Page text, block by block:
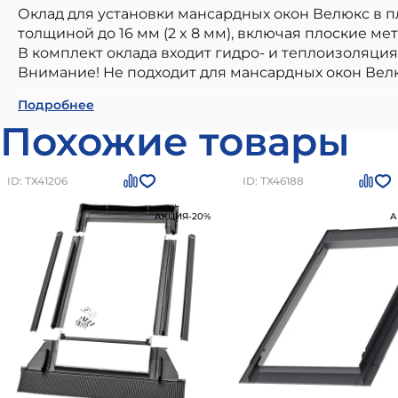
Оклад для установки мансардных окон Велюкс в
толщиной до 16 мм (2 x 8 мм), включая плоские
В комплект оклада входит гидро- и
Внимание! Не подходит для мансардных окон
Оклад Velux EDS 2000 FK04 66х98см для
Классикаотличаются долговечностью,
проверенного производителя, соответствие
монтаже.
Оклад Velux EDS 2000 FK04 66х98см
Подробнее
Похожие товары
ID: ТХ41206
АКЦИЯ-20%
ID: ТХ46188